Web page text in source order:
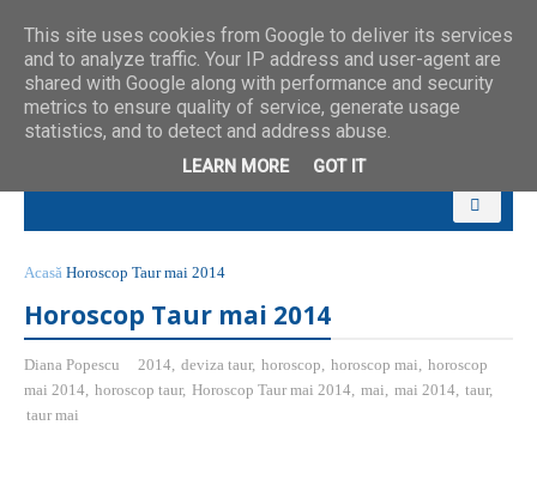
Acasă Horoscop Taur mai 2014
Horoscop Taur mai 2014
Diana Popescu 2014, deviza taur, horoscop, horoscop mai, horoscop
mai 2014, horoscop taur, Horoscop Taur mai 2014, mai, mai 2014, taur,
taur mai
This site uses cookies from Google to deliver its services
and to analyze traffic. Your IP address and user-agent are
shared with Google along with performance and security
metrics to ensure quality of service, generate usage
statistics, and to detect and address abuse.
LEARN MORE GOT IT